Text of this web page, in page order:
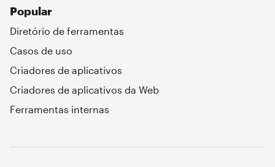
Popular
Diretório de ferramentas
Casos de uso
Criadores de aplicativos
Criadores de aplicativos da Web
Ferramentas internas